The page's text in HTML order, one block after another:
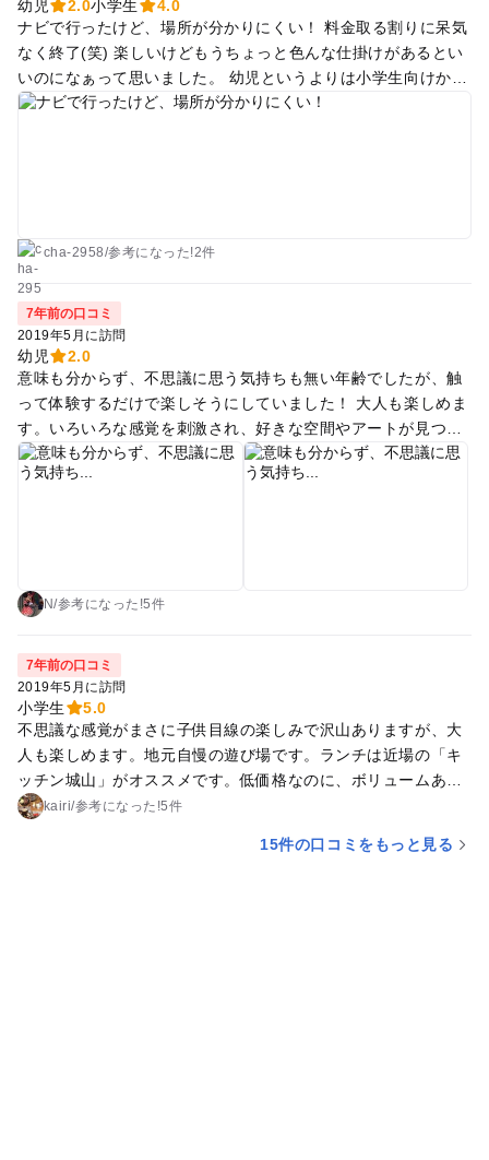
幼児 2.0小学生
4.0
ナビで行ったけど、場所が分かりにくい！ 料金取る割りに呆気
なく終了(笑) 楽しいけどもうちょっと色んな仕掛けがあるとい
いのになぁって思いました。 幼児というよりは小学生向けか
な？
cha-2958/参考に なった!2件
7年前の口コミ
2019年5月に訪問
幼児
2.0
意味も分からず、不思議に思う気持ちも無い年齢でしたが、触
って体験するだけで楽しそうにしていました！ 大人も楽しめま
す。いろいろな感覚を刺激され、好きな空間やアートが見つか
り、癒される時間にもなると思います！ 子どもが興味がないと
ころはすぐ通過したので2時間もかからず回れてしまいまし
N/参考になった!5件
7年前の口コミ
2019年5月に訪問
小学生
5.0
不思議な感覚がまさに子供目線の楽しみで沢山ありますが、大
人も楽しめます。地元自慢の遊び場です。ランチは近場の「キ
ッチン城山」がオススメです。低価格なのに、ボリュームある
定食。熱々のお味噌汁が最高なのも✨
kairi/参考になった!5件
15件の口コミをもっと見る